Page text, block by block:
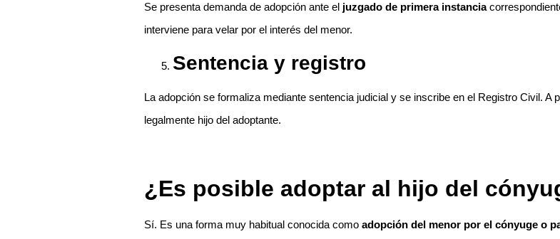
Se presenta demanda de adopción ante el juzgado de primera instancia
interviene para velar por el interés del menor.
Sentencia y registro
La adopción se formaliza mediante sentencia judicial y se inscribe en el Registro Civil. A
legalmente hijo del adoptante.
¿Es posible adoptar al hijo del
Sí. Es una forma muy habitual conocida como adopción del menor por el cónyuge o